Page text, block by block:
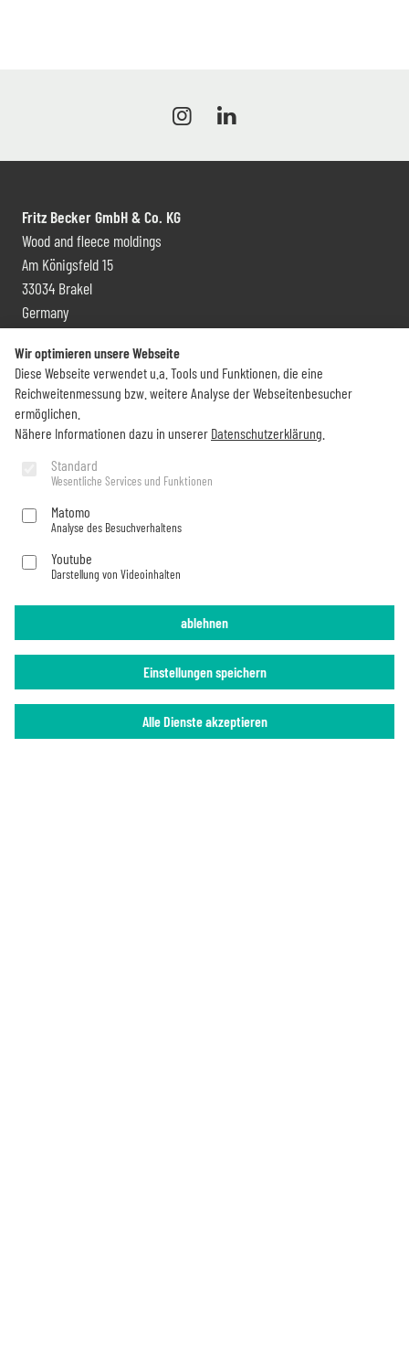
Fritz Becker GmbH & Co. KG
Wood and fleece moldings
Am Königsfeld 15
33034 Brakel
Germany
Contact and distribution
+49 (0) 5272 6009 0
info@becker-brakel.de
Would you like to stay up to date on all Becker things?
Subscribe now
Imprint Privacy Policy
Wir optimieren unsere Webseite
Diese Webseite verwendet u.a. Tools und Funktionen, die eine
Reichweitenmessung bzw. weitere Analyse der Webseitenbesucher
ermöglichen.
Nähere Informationen dazu in unserer Datenschutzerklärung
Standard
Wesentliche Services und Funktionen
Matomo
Analyse des Besuchverhaltens
Youtube
Darstellung von Videoinhalten
Alle Dienste akzeptieren
Einstellungen speichern
ablehnen